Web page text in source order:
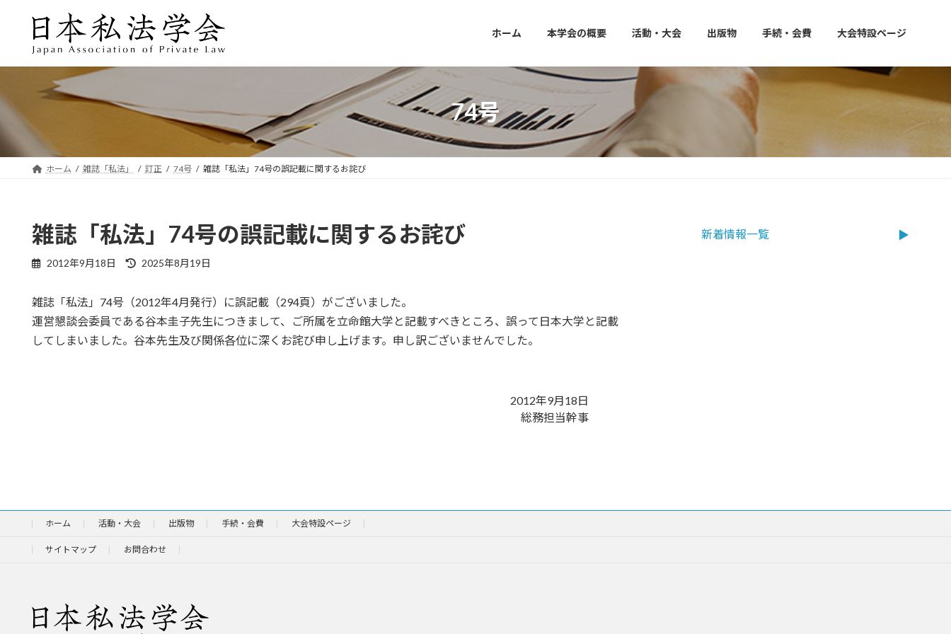
へ
ス
キ
ッ
プ
ョ
ン
に
移
動
ホーム 本学会の概要 活動・大会 出版物 手続・会費 大会特設ページ
74号
ホーム 雑誌「私法」 訂正 74号 雑誌「私法」74号の誤記載に関するお詫び
雑誌「私法」74号の誤記載に関するお詫び
2012年9月18日
最
新
日
時
:
2025年8月19日
雑誌「私法」74号（2012年4月発行）に誤記載（294頁）がございました。
運営懇談会委員である谷本圭子先生につきまして、ご所属を立命館大学と記載すべきところ、誤って日本大学と記載
してしまいました。谷本先生及び関係各位に深くお詫び申し上げます。申し訳ございませんでした。
2012年9月18日
総務担当幹事
新着情報一覧
ホーム 活動・大会 出版物 手続・会費 大会特設ページ
サイトマップ お問合わせ